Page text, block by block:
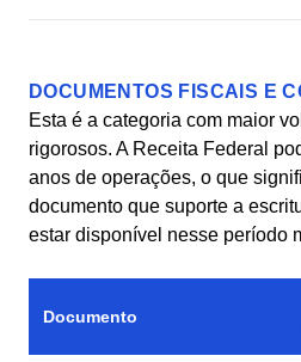
DOCUMENTOS FISCAIS E
Esta é a categoria com maior
rigorosos. A Receita Federal
anos de operações, o que
documento que suporte a
estar disponível nesse período
Documento